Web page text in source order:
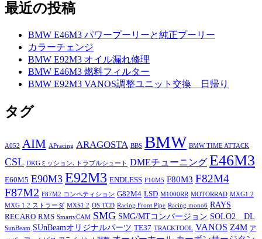
最近の投稿
BMW E46M3 パワープーリーと純正プーリー
カラーチェンジ
BMW E92M3 オイル漏れ修理
BMW E46M3 燃料フィルター
BMW E92M3 VANOS調整ユニット交換 日帰り
タグ
A052 AIM APracing ARAGOSTA BBS BMW BMW TIME ATTACK
CSL DKGミッション､トラブルシュート DMEチューニング E46M3
E60M5 E90M3 E92M3 ENDLESS F10M5 F80M3 F82M4
F87M2 F87M2 コンペティション G82M4 LSD M1000RR MOTORRAD MXG1.2
MXG 1.2 ストラーダ MXS1.2 OS TCD Racing Front Pipe Racing mono6 RAYS
RECARO RMS SmartyCAM SMG SMG/MTコンバージョン SOLO2 DL
SunBeam SUnBeamオリジナルパーツ TE37 TRACKTOOL VANOS Z4M ア